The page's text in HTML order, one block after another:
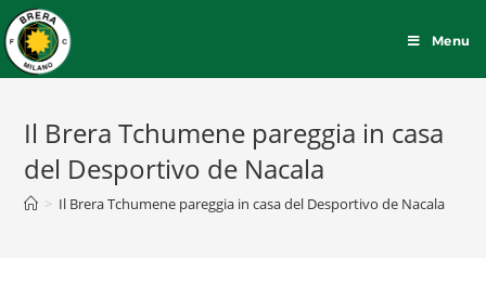
Menu
Il Brera Tchumene pareggia in casa
del Desportivo de Nacala
> Il Brera Tchumene pareggia in casa del Desportivo de Nacala